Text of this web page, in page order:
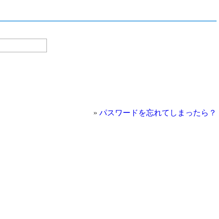
» パスワードを忘れてしまったら？